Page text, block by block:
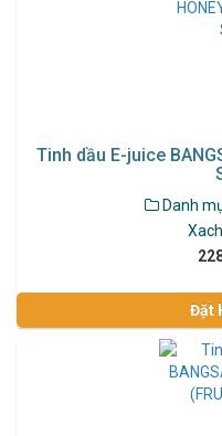
Tinh dầu E-juice
Danh
Đặt